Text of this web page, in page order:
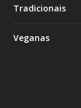
Tradicionais
Veganas